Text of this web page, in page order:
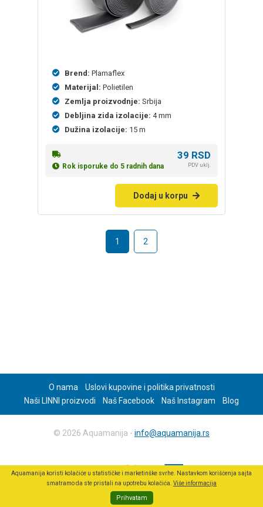
Brend: Plamaflex
Materijal: Polietilen
Zemlja proizvodnje: Srbija
Debljina zida izolacije: 4 mm
Dužina izolacije: 15 m
Rok isporuke do 5 radnih dana
39 RSD
PDV uklj.
Dodaj u korpu
1 2
O nama
Uslovi kupovine i politika privatnosti
Naši LINNI proizvodi
Naš Facebook Naš Instagram Blog
© 2026 Aquamanija - info@aquamanija.rs
Aquamanija koristi kolačiće u statističke i marketinške svrhe. Nastavkom korišćenja sajta
smatramo da ste pristali na upotrebu kolačića. Više informacija
Prihvatam